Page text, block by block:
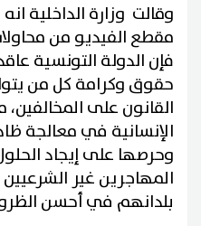
وقالت وزارة الداخلية
مقطع الفيديو من
فإن الدولة التونسية
حقوق وكرامة كل من
القانون على المخالفين،
الإنسانية في معالجة
وحرصها على إيجاد
المهاجرين غير
بلدانهم في أحسن